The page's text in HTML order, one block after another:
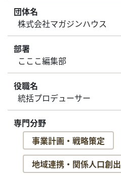
団体名
株式会社マガジンハウス
部署
こここ編集部
役職名
統括プロデューサー
専門分野
事業計画・戦略策定
地域連携・関係人口創出